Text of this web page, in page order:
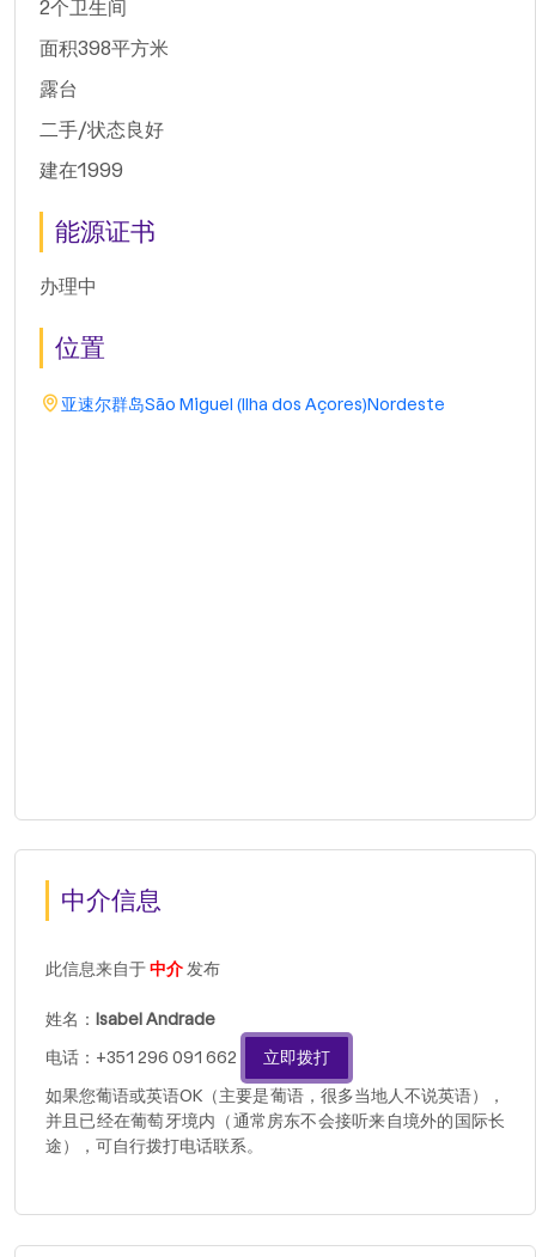
2个卫生间
面积398平方米
露台
二手/状态良好
建在1999
能源证书
办理中
位置
亚速尔群岛São Miguel (Ilha dos Açores)Nordeste
中介信息
此信息来自于中介发布
姓名： Isabel Andrade
电话：+351 296 091 662
立即拨打
如果您葡语或英语OK（主要是葡语，很多当地人不说英语），
并且已经在葡萄牙境内（通常房东不会接听来自境外的国际长
途），可自行拨打电话联系。